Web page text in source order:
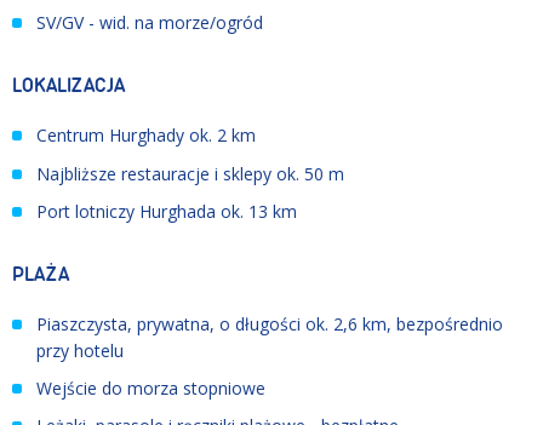
SV/GV - wid. na morze/ogród
LOKALIZACJA
Centrum Hurghady ok. 2 km
Najbliższe restauracje i sklepy ok. 50 m
Port lotniczy Hurghada ok. 13 km
PLAŻA
Piaszczysta, prywatna, o długości ok. 2,6 km, bezpośrednio
przy hotelu
Wejście do morza stopniowe